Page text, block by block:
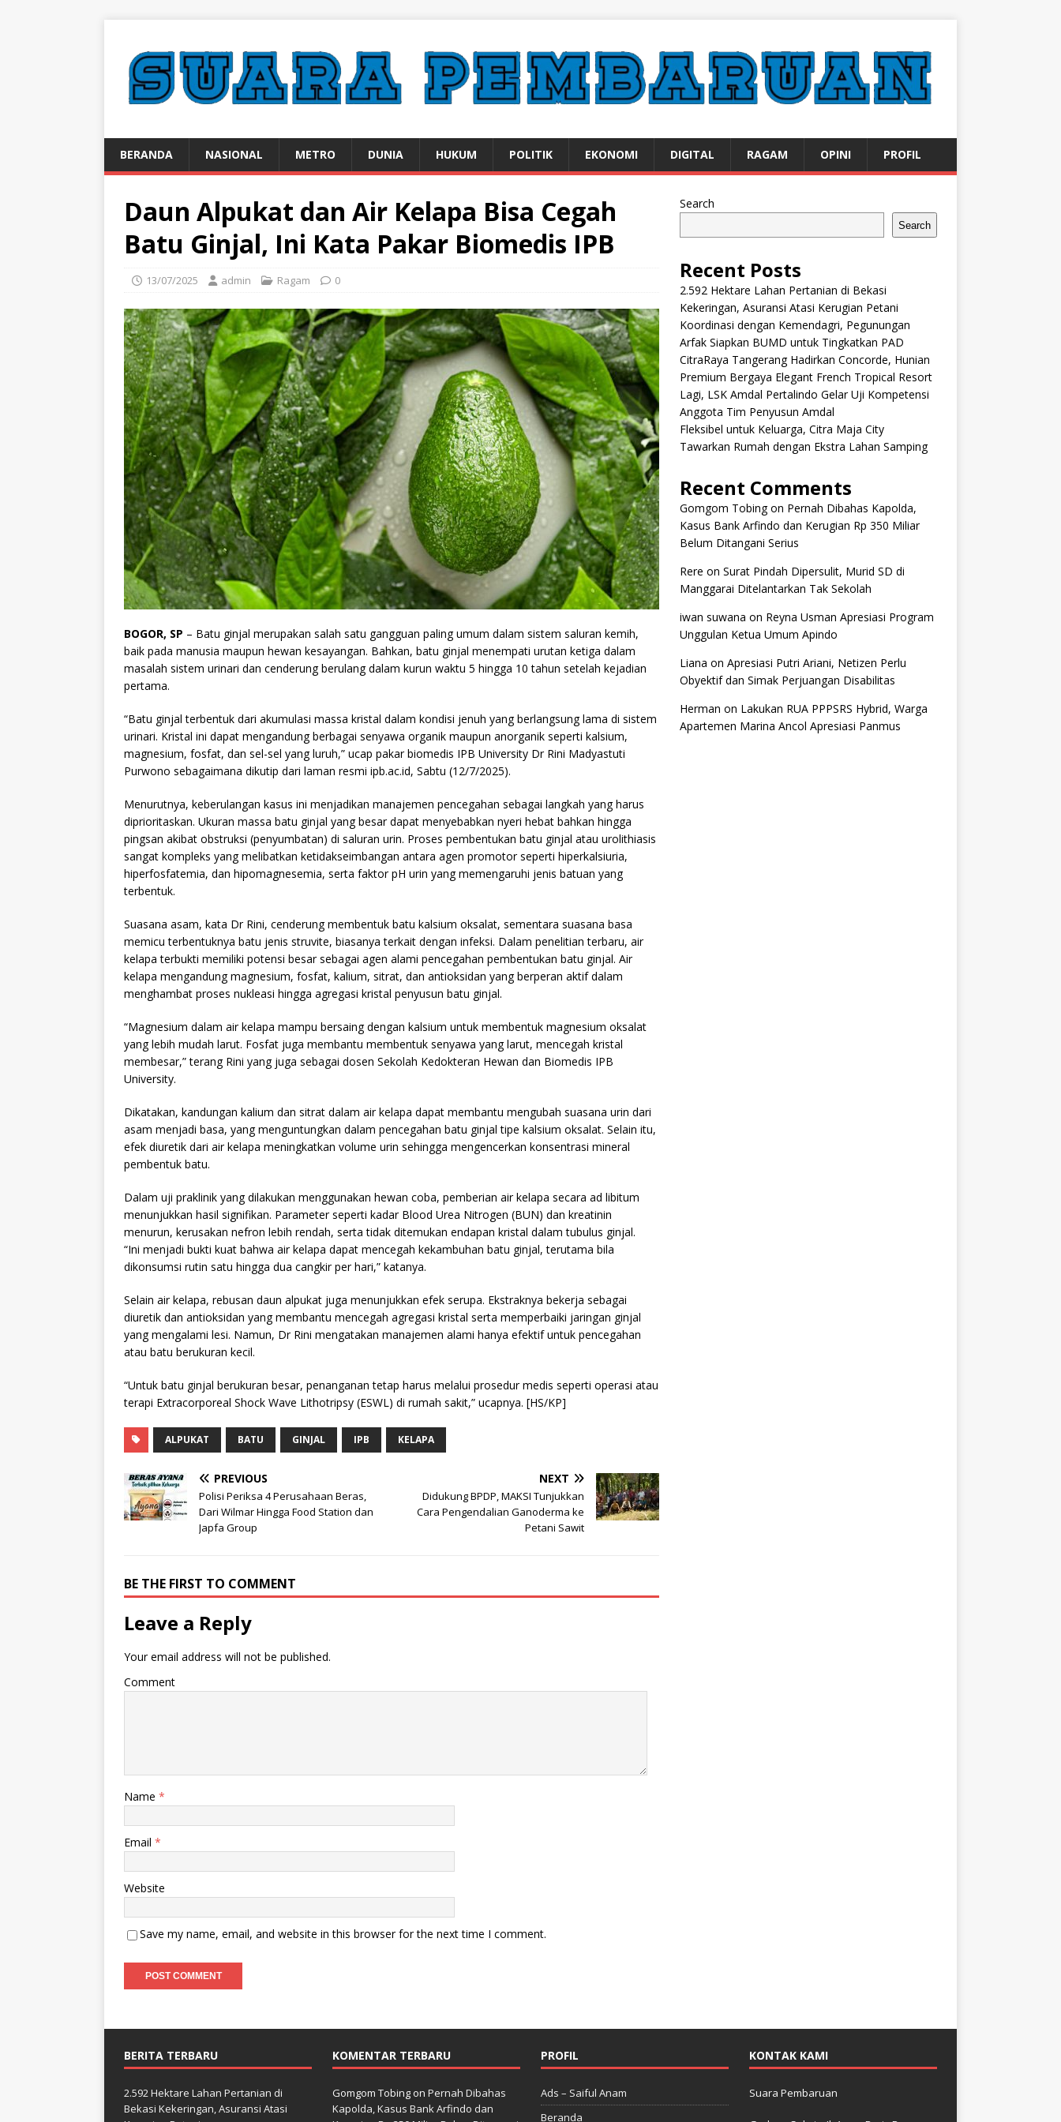
BERANDA NASIONAL METRO DUNIA HUKUM POLITIK EKONOMI DIGITAL RAGAM OPINI PROFIL
Daun Alpukat dan Air Kelapa Bisa Cegah
Batu Ginjal, Ini Kata Pakar Biomedis IPB
13/07/2025 admin Ragam 0
BOGOR, SP – Batu ginjal merupakan salah satu gangguan paling umum dalam sistem saluran kemih,
baik pada manusia maupun hewan kesayangan. Bahkan, batu ginjal menempati urutan ketiga dalam
masalah sistem urinari dan cenderung berulang dalam kurun waktu 5 hingga 10 tahun setelah kejadian
pertama.
“Batu ginjal terbentuk dari akumulasi massa kristal dalam kondisi jenuh yang berlangsung lama di sistem
urinari. Kristal ini dapat mengandung berbagai senyawa organik maupun anorganik seperti kalsium,
magnesium, fosfat, dan sel-sel yang luruh,” ucap pakar biomedis IPB University Dr Rini Madyastuti
Purwono sebagaimana dikutip dari laman resmi ipb.ac.id, Sabtu (12/7/2025).
Menurutnya, keberulangan kasus ini menjadikan manajemen pencegahan sebagai langkah yang harus
diprioritaskan. Ukuran massa batu ginjal yang besar dapat menyebabkan nyeri hebat bahkan hingga
pingsan akibat obstruksi (penyumbatan) di saluran urin. Proses pembentukan batu ginjal atau urolithiasis
sangat kompleks yang melibatkan ketidakseimbangan antara agen promotor seperti hiperkalsiuria,
hiperfosfatemia, dan hipomagnesemia, serta faktor pH urin yang memengaruhi jenis batuan yang
terbentuk.
Suasana asam, kata Dr Rini, cenderung membentuk batu kalsium oksalat, sementara suasana basa
memicu terbentuknya batu jenis struvite, biasanya terkait dengan infeksi. Dalam penelitian terbaru, air
kelapa terbukti memiliki potensi besar sebagai agen alami pencegahan pembentukan batu ginjal. Air
kelapa mengandung magnesium, fosfat, kalium, sitrat, dan antioksidan yang berperan aktif dalam
menghambat proses nukleasi hingga agregasi kristal penyusun batu ginjal.
“Magnesium dalam air kelapa mampu bersaing dengan kalsium untuk membentuk magnesium oksalat
yang lebih mudah larut. Fosfat juga membantu membentuk senyawa yang larut, mencegah kristal
membesar,” terang Rini yang juga sebagai dosen Sekolah Kedokteran Hewan dan Biomedis IPB
University.
Dikatakan, kandungan kalium dan sitrat dalam air kelapa dapat membantu mengubah suasana urin dari
asam menjadi basa, yang menguntungkan dalam pencegahan batu ginjal tipe kalsium oksalat. Selain itu,
efek diuretik dari air kelapa meningkatkan volume urin sehingga mengencerkan konsentrasi mineral
pembentuk batu.
Dalam uji praklinik yang dilakukan menggunakan hewan coba, pemberian air kelapa secara ad libitum
menunjukkan hasil signifikan. Parameter seperti kadar Blood Urea Nitrogen (BUN) dan kreatinin
menurun, kerusakan nefron lebih rendah, serta tidak ditemukan endapan kristal dalam tubulus ginjal.
“Ini menjadi bukti kuat bahwa air kelapa dapat mencegah kekambuhan batu ginjal, terutama bila
dikonsumsi rutin satu hingga dua cangkir per hari,” katanya.
Selain air kelapa, rebusan daun alpukat juga menunjukkan efek serupa. Ekstraknya bekerja sebagai
diuretik dan antioksidan yang membantu mencegah agregasi kristal serta memperbaiki jaringan ginjal
yang mengalami lesi. Namun, Dr Rini mengatakan manajemen alami hanya efektif untuk pencegahan
atau batu berukuran kecil.
“Untuk batu ginjal berukuran besar, penanganan tetap harus melalui prosedur medis seperti operasi atau
terapi Extracorporeal Shock Wave Lithotripsy (ESWL) di rumah sakit,” ucapnya. [HS/KP]
ALPUKAT BATU GINJAL IPB KELAPA
PREVIOUS
Polisi Periksa 4 Perusahaan Beras,
Dari Wilmar Hingga Food Station dan
Japfa Group
NEXT
Didukung BPDP, MAKSI Tunjukkan
Cara Pengendalian Ganoderma ke
Petani Sawit
BE THE FIRST TO COMMENT
Leave a Reply
Your email address will not be published.
Comment
Name *
Email *
Website
Save my name, email, and website in this browser for the next time I comment.
Search
Search
Recent Posts
2.592 Hektare Lahan Pertanian di Bekasi
Kekeringan, Asuransi Atasi Kerugian Petani
Koordinasi dengan Kemendagri, Pegunungan
Arfak Siapkan BUMD untuk Tingkatkan PAD
CitraRaya Tangerang Hadirkan Concorde, Hunian
Premium Bergaya Elegant French Tropical Resort
Lagi, LSK Amdal Pertalindo Gelar Uji Kompetensi
Anggota Tim Penyusun Amdal
Fleksibel untuk Keluarga, Citra Maja City
Tawarkan Rumah dengan Ekstra Lahan Samping
Recent Comments
Gomgom Tobingon Pernah Dibahas Kapolda,
Kasus Bank Arfindo dan Kerugian Rp 350 Miliar
Belum Ditangani Serius
Rere on Surat Pindah Dipersulit, Murid SD di
Manggarai Ditelantarkan Tak Sekolah
iwan suwana on Reyna Usman Apresiasi Program
Unggulan Ketua Umum Apindo
Liana on Apresiasi Putri Ariani, Netizen Perlu
Obyektif dan Simak Perjuangan Disabilitas
Herman on Lakukan RUA PPPSRS Hybrid, Warga
Apartemen Marina Ancol Apresiasi Panmus
BERITA TERBARU
2.592 Hektare Lahan Pertanian di
Bekasi Kekeringan, Asuransi Atasi
KOMENTAR TERBARU
Gomgom Tobingon Pernah Dibahas
Kapolda, Kasus Bank Arfindo dan
PROFIL
Ads – Saiful Anam
Beranda
KONTAK KAMI
Suara Pembaruan